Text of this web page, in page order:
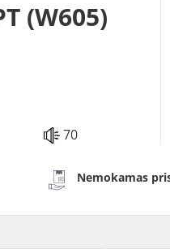
(W605)
70
Nemokamas